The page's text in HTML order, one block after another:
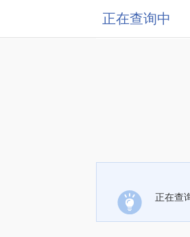
正在查询中
正在查